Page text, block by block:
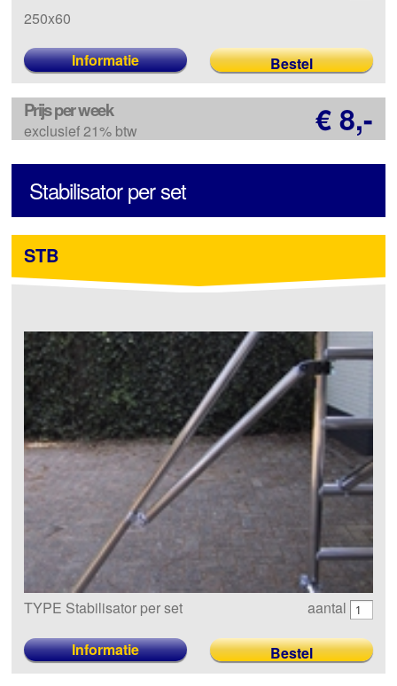
250x60
Informatie
Prijs per week
exclusief 21% btw € 8,-
Stabilisator per set
STB
TYPE Stabilisator per set aantal
Informatie